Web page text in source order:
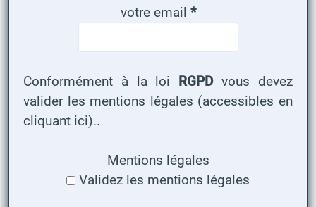
votre email *
Conformément à la loi RGPDvous devez
valider les mentions légales (accessibles en
cliquant ici)..
Mentions légales
Validez les mentions légales